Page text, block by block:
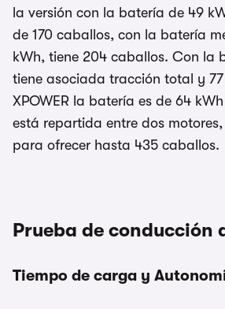
la versión con la batería de 49
de 170 caballos, con la batería
kWh, tiene 204 caballos. Con la
tiene asociada tracción total y
XPOWER la batería es de 64
está repartida entre dos
para ofrecer hasta 435 caballos.
Prueba de conducción
Tiempo de carga y